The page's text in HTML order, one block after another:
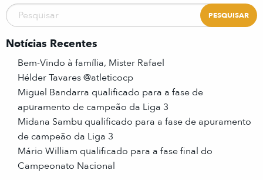
Notícias Recentes
Bem-Vindo à família, Mister Rafael
Hélder Tavares @atleticocp
Miguel Bandarra qualificado para a fase de
apuramento de campeão da Liga 3
Midana Sambu qualificado para a fase de apuramento
de campeão da Liga 3
Mário William qualificado para a fase final do
Campeonato Nacional